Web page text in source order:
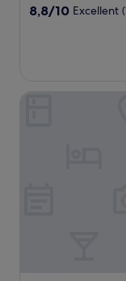
8.8
8,8/10 Excellent